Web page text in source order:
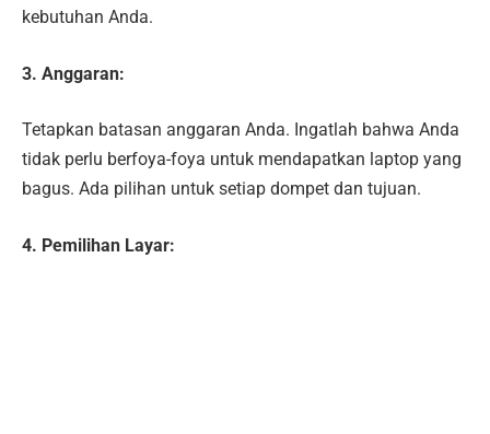
kebutuhan Anda.
3. Anggaran:
Tetapkan batasan anggaran Anda. Ingatlah bahwa Anda
tidak perlu berfoya-foya untuk mendapatkan laptop yang
bagus. Ada pilihan untuk setiap dompet dan tujuan.
4. Pemilihan Layar: